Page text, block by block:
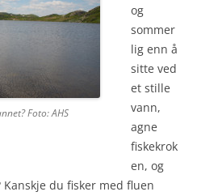
Foto: AHS
og
sommer
lig enn å
sitte ved
et stille
vann,
agne
fiskekrok
en, og
du fisker med fluen